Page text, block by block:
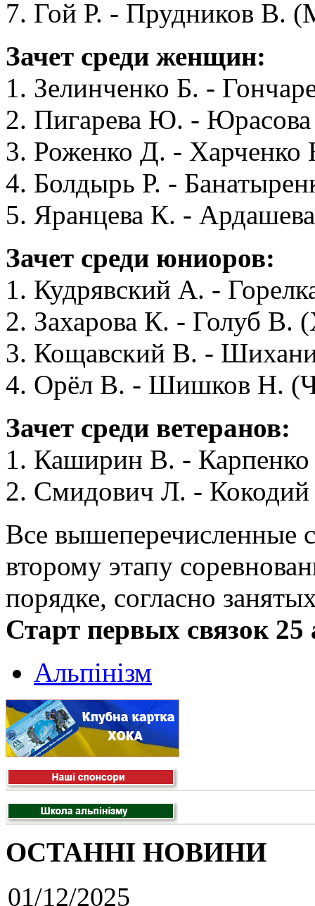
7. Гой Р. - Прудников В.
Зачет среди женщин:
1. Зелинченко Б. -
2. Пигарева Ю. -
3. Роженко Д. -
4. Болдырь Р. -
5. Яранцева К. -
Зачет среди юниоров:
1. Кудрявский А. -
2. Захарова К. - Голуб В.
3. Кощавский В. -
4. Орёл В. - Шишков Н.
Зачет среди ветеранов:
1. Каширин В. -
2. Смидович Л. -
Все вышеперечисленные
второму этапу
порядке, согласно
Старт первых связок 25
Альпінізм
ОСТАННІ НОВИНИ
01/12/2025